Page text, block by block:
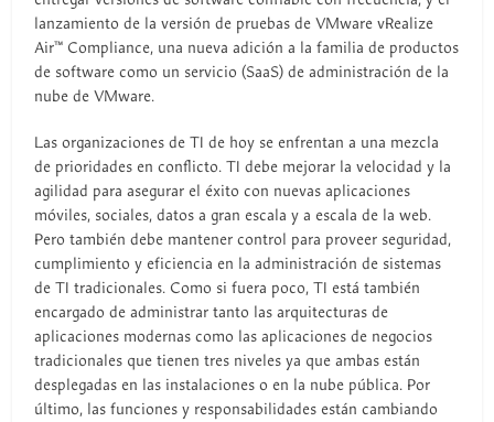
lanzamiento de la versión de pruebas de VMware vRealize
Air™ Compliance, una nueva adición a la familia de productos
de software como un servicio (SaaS) de administración de la
nube de VMware.
Las organizaciones de TI de hoy se enfrentan a una mezcla
de prioridades en conflicto. TI debe mejorar la velocidad y la
agilidad para asegurar el éxito con nuevas aplicaciones
móviles, sociales, datos a gran escala y a escala de la web.
Pero también debe mantener control para proveer seguridad,
cumplimiento y eficiencia en la administración de sistemas
de TI tradicionales. Como si fuera poco, TI está también
encargado de administrar tanto las arquitecturas de
aplicaciones modernas como las aplicaciones de negocios
tradicionales que tienen tres niveles ya que ambas están
desplegadas en las instalaciones o en la nube pública. Por
último, las funciones y responsabilidades están cambiando